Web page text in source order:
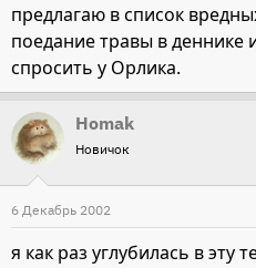
предлагаю в список
поедание травы в деннике
спросить у Орлика.
Homak
Новичок
6 Декабрь 2002
я как раз углубилась в эту